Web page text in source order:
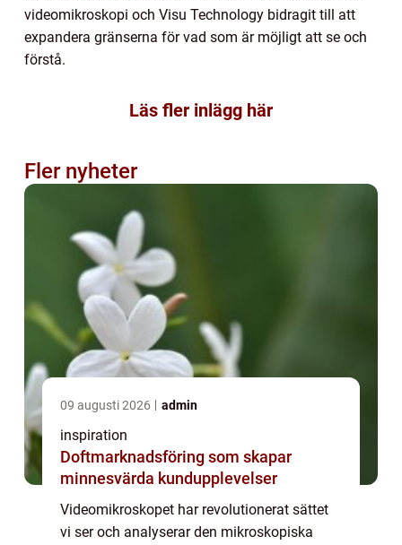
videomikroskopi och Visu Technology bidragit till att
expandera gränserna för vad som är möjligt att se och
förstå.
Läs fler inlägg här
Fler nyheter
09 augusti 2026 admin
inspiration
Doftmarknadsföring som skapar
minnesvärda kundupplevelser
Videomikroskopet har revolutionerat sättet
vi ser och analyserar den mikroskopiska